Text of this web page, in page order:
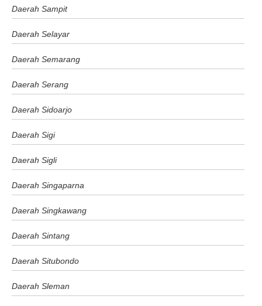
Daerah Sampit
Daerah Selayar
Daerah Semarang
Daerah Serang
Daerah Sidoarjo
Daerah Sigi
Daerah Sigli
Daerah Singaparna
Daerah Singkawang
Daerah Sintang
Daerah Situbondo
Daerah Sleman